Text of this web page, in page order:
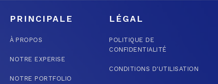
PRINCIPALE
À PROPOS
NOTRE EXPERISE
NOTRE PORTFOLIO
LÉGAL
POLITIQUE DE
CONFIDENTIALITÉ
CONDITIONS D'UTILISATION